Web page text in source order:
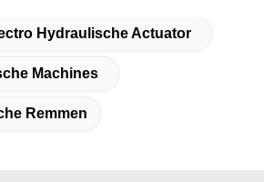
Hydraulische Actuator
Machines
Remmen